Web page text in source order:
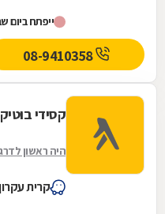
הנאמן שלה
ייפתח ביום
08-9410358
קסידי בוטיק
היה ראשון
קרית